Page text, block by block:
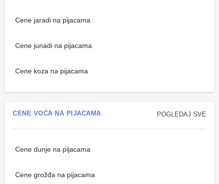
Cene jaradi na pijacama
Cene junadi na pijacama
Cene koza na pijacama
POGLEDAJ SVE
CENE VOĆA NA PIJACAMA
Cene dunje na pijacama
Cene grožđa na pijacama